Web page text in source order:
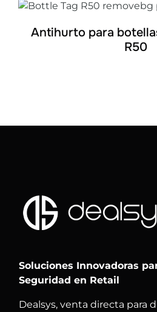
Antihurto para
R50
Soluciones Innovadoras
Seguridad en Retail
Dealsys, venta directa para